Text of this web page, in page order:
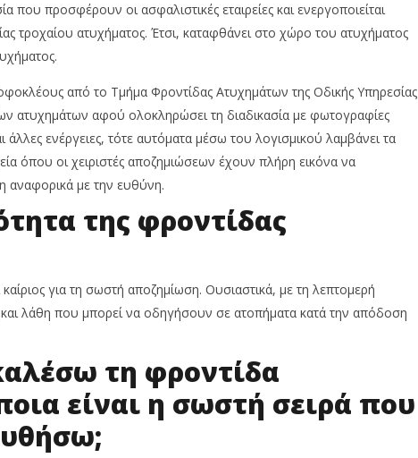
που προσφέρουν οι ασφαλιστικές εταιρείες και ενεργοποιείται
τροχαίου ατυχήματος. Έτσι, καταφθάνει στο χώρο του ατυχήματος
από το Τμήμα Φροντίδας Ατυχημάτων της Οδικής Υπηρεσίας
ατυχημάτων αφού ολοκληρώσει τη διαδικασία με φωτογραφίες
άλλες ενέργειες, τότε αυτόματα μέσω του λογισμικού λαμβάνει τα
όπου οι χειριστές αποζημιώσεων έχουν πλήρη εικόνα να
αναφορικά με την ευθύνη.
της φροντίδας
για τη σωστή αποζημίωση. Ουσιαστικά, με τη λεπτομερή
λάθη που μπορεί να οδηγήσουν σε ατοπήματα κατά την απόδοση
τη φροντίδα
είναι η σωστή σειρά που